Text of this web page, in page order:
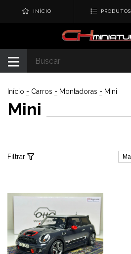
INÍCIO PRODUTOS
Início - Carros - Montadoras - Mini
Mini
Filtrar